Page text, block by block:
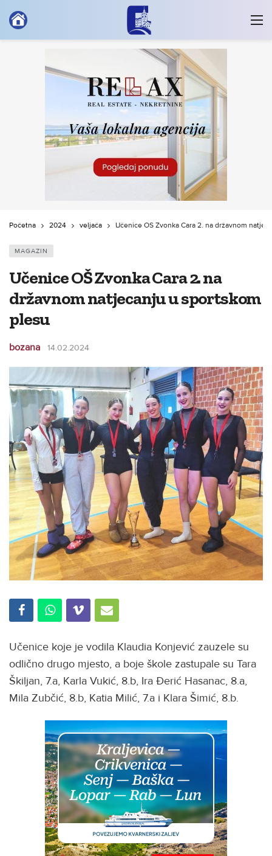
Početna 2024 veljača Učenice OŠ Zvonka Cara 2. na državnom
MAGAZIN
Učenice OŠ Zvonka Cara 2. na
državnom natjecanju u sportskom
plesu
bozana 14.02.2024
Učenice koje je vodila Klaudia Konjević zauzele su
odlično drugo mjesto, a boje škole zastupale su Tara
Škiljan, 7.a, Karla Vukić, 8.b, Ira Đerić Hasanac, 8.a,
Mila Zubčić, 8.b, Katia Milić, 7.a i Klara Šimić, 8.b.